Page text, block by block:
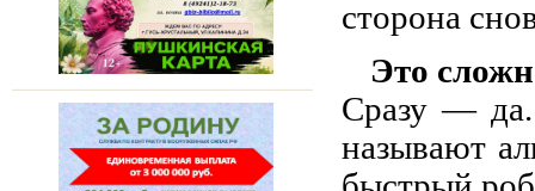
сторона
Это
Сразу —
называют